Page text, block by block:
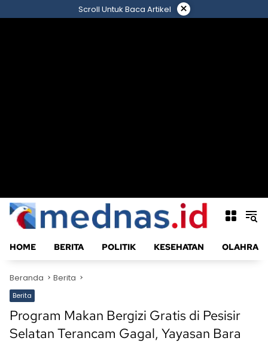
ke
Scroll Untuk Baca Artikel ×
HOME BERITA POLITIK KESEHATAN
Beranda Berita
Berita
Program Makan Bergizi Gratis di Pesisir
Selatan Terancam Gagal, Yayasan Bara